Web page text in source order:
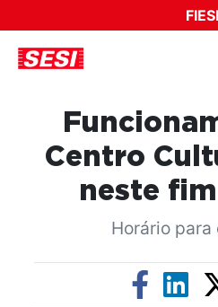
Centro
neste
Horário